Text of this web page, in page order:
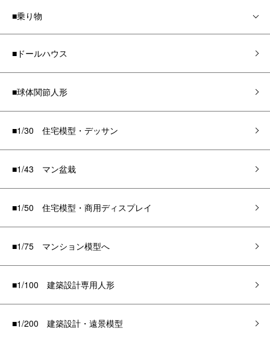
■乗り物
■ドールハウス
■球体関節人形
■1/30 住宅模型・デッサン
■1/43 マン盆栽
■1/50 住宅模型・商用ディスプレイ
■1/75 マンション模型へ
■1/100 建築設計専用人形
■1/200 建築設計・遠景模型